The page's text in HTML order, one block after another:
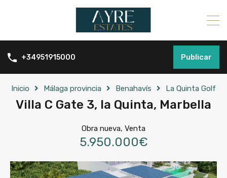
+34951915000 Publicar
Inicio Málaga provincia Benahavís La Quinta Golf
Villa C Gate 3, la Quinta, Marbella
Obra nueva, Venta
5.950.000€